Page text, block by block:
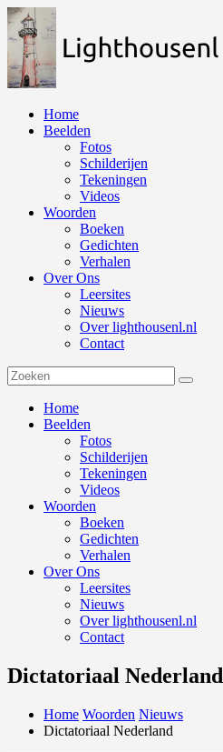
Naar
de
inhoud
springen
Home
Beelden
Fotos
Schilderijen
Tekeningen
Videos
Woorden
Boeken
Gedichten
Verhalen
Over Ons
Leersites
Nieuws
Over lighthousenl.nl
Contact
Home
Beelden
Fotos
Schilderijen
Tekeningen
Videos
Woorden
Boeken
Gedichten
Verhalen
Over Ons
Leersites
Nieuws
Over lighthousenl.nl
Contact
Dictatoriaal Nederland
Home Woorden Nieuws
Dictatoriaal Nederland